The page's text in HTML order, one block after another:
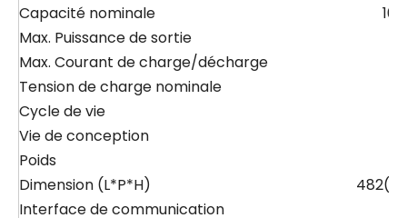
Capacité nominale
Max. Puissance de sortie
Max. Courant de charge/décharge
Tension de charge nominale
Cycle de vie
Vie de conception
Poids
Dimension (L*P*H)
Interface de communication